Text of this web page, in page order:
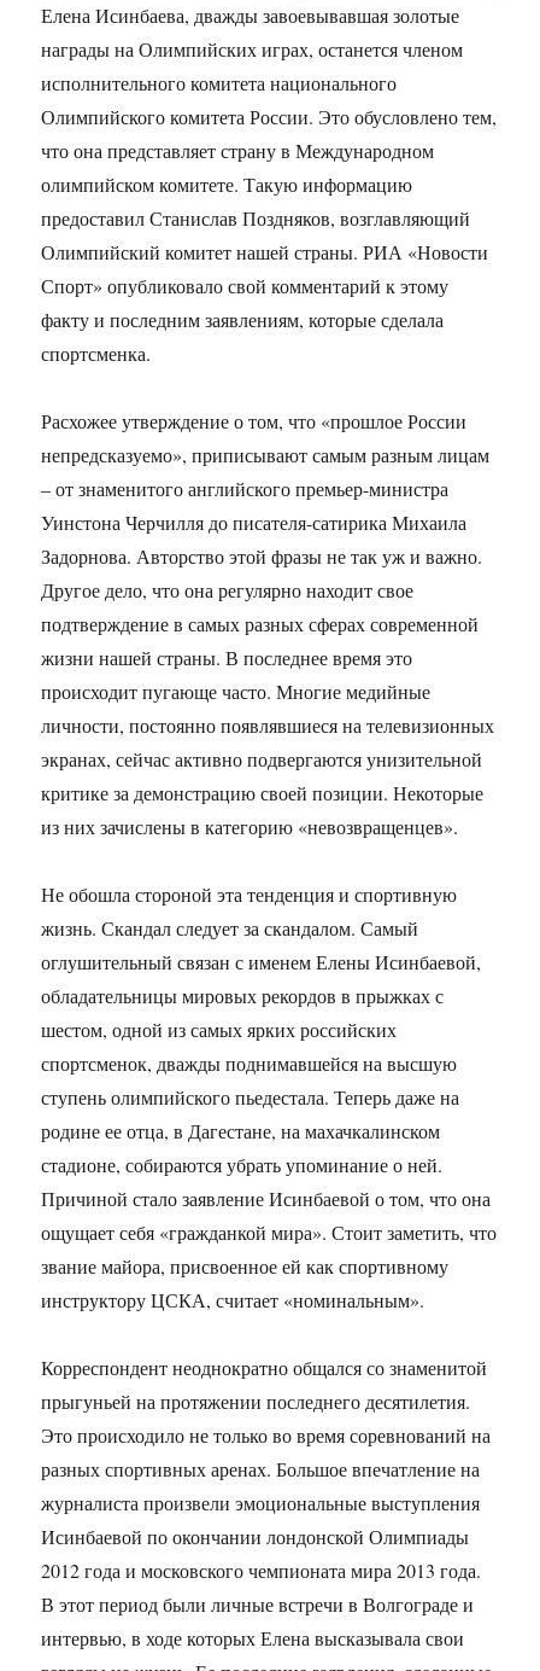
Елена Исинбаева, дважды завоевывавшая золотые
награды на Олимпийских играх, останется членом
исполнительного комитета национального
Олимпийского комитета России. Это обусловлено тем,
что она представляет страну в Международном
олимпийском комитете. Такую информацию
предоставил Станислав Поздняков, возглавляющий
Олимпийский комитет нашей страны. РИА «Новости
Спорт» опубликовало свой комментарий к этому
факту и последним заявлениям, которые сделала
спортсменка.
Расхожее утверждение о том, что «прошлое России
непредсказуемо», приписывают самым разным лицам
– от знаменитого английского премьер-министра
Уинстона Черчилля до писателя-сатирика Михаила
Задорнова. Авторство этой фразы не так уж и важно.
Другое дело, что она регулярно находит свое
подтверждение в самых разных сферах современной
жизни нашей страны. В последнее время это
происходит пугающе часто. Многие медийные
личности, постоянно появлявшиеся на телевизионных
экранах, сейчас активно подвергаются унизительной
критике за демонстрацию своей позиции. Некоторые
из них зачислены в категорию «невозвращенцев».
Не обошла стороной эта тенденция и спортивную
жизнь. Скандал следует за скандалом. Самый
оглушительный связан с именем Елены Исинбаевой,
обладательницы мировых рекордов в прыжках с
шестом, одной из самых ярких российских
спортсменок, дважды поднимавшейся на высшую
ступень олимпийского пьедестала. Теперь даже на
родине ее отца, в Дагестане, на махачкалинском
стадионе, собираются убрать упоминание о ней.
Причиной стало заявление Исинбаевой о том, что она
ощущает себя «гражданкой мира». Стоит заметить, что
звание майора, присвоенное ей как спортивному
инструктору ЦСКА, считает «номинальным».
Корреспондент неоднократно общался со знаменитой
прыгуньей на протяжении последнего десятилетия.
Это происходило не только во время соревнований на
разных спортивных аренах. Большое впечатление на
журналиста произвели эмоциональные выступления
Исинбаевой по окончании лондонской Олимпиады
2012 года и московского чемпионата мира 2013 года.
В этот период были личные встречи в Волгограде и
интервью, в ходе которых Елена высказывала свои